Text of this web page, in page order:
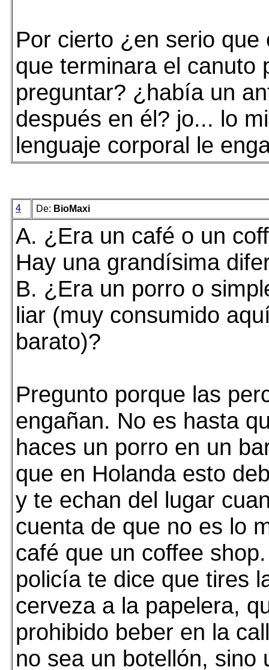
Por cierto ¿en serio que
que terminara el canuto
preguntar? ¿había un
después en él? jo... lo
lenguaje corporal le
4 De: BioMaxi
A. ¿Era un café o un
Hay una grandísima
B. ¿Era un porro o
liar (muy consumido
barato)?
Pregunto porque las
engañan. No es hasta
haces un porro en un
que en Holanda esto
y te echan del lugar
cuenta de que no es lo
café que un coffee
policía te dice que tires
cerveza a la papelera,
prohibido beber en la
no sea un botellón, sino